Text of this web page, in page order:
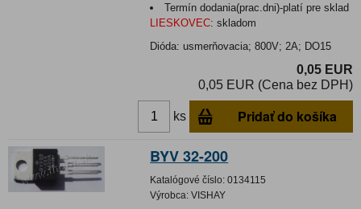
Termín dodania(prac.dni)-platí pre sklad
LIESKOVEC: skladom
Dióda: usmerňovacia; 800V; 2A; DO15
0,05 EUR
0,05 EUR (Cena bez DPH)
ks Pridať do košíka
BYV 32-200
Katalógové číslo: 0134115
Výrobca: VISHAY